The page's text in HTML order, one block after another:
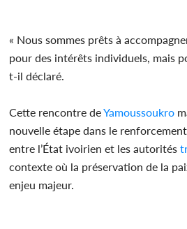
« Nous sommes prêts à
pour des intérêts individuels, mais
t-il déclaré.
Cette rencontre deYamoussoukro
nouvelle étape dans le
entre l’État ivoirien et les autorités
contexte où la préservation de la
enjeu majeur.